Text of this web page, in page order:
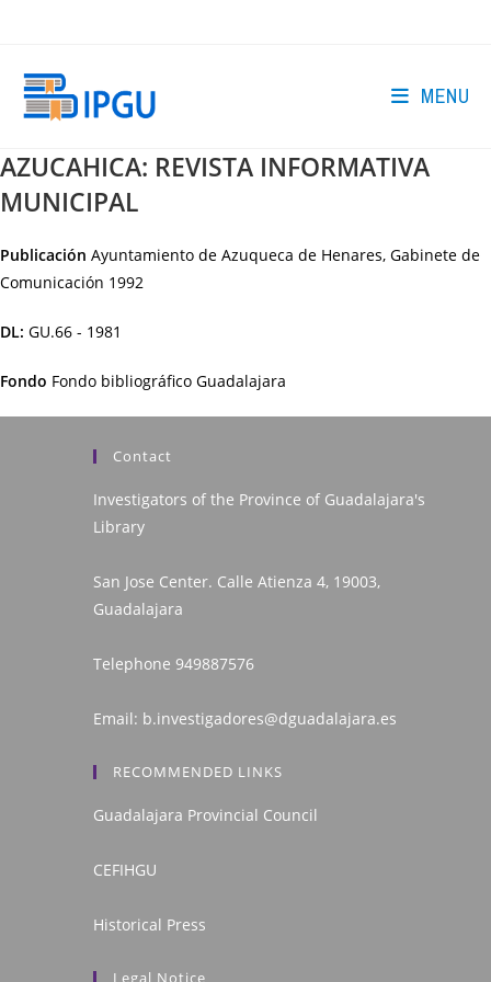
MENU
AZUCAHICA: REVISTA INFORMATIVA
MUNICIPAL
Publicación Ayuntamiento de Azuqueca de Henares, Gabinete de
Comunicación 1992
DL: GU.66 - 1981
Fondo Fondo bibliográfico Guadalajara
Contact
Investigators of the Province of Guadalajara's
Library
San Jose Center. Calle Atienza 4, 19003,
Guadalajara
Telephone 949887576
Email: b.investigadores@dguadalajara.es
RECOMMENDED LINKS
Guadalajara Provincial Council
CEFIHGU
Historical Press
Legal Notice